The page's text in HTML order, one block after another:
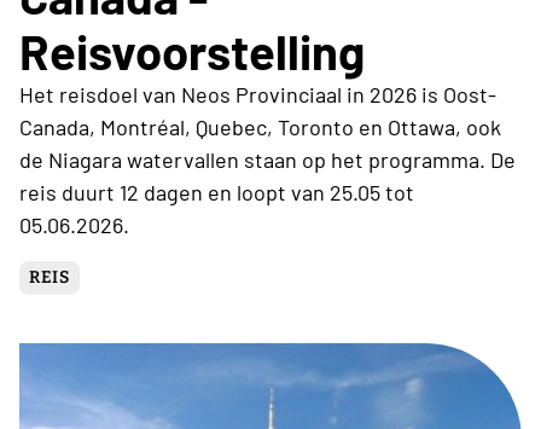
Reisvoorstelling
Het reisdoel van Neos Provinciaal in 2026 is Oost-
Canada, Montréal, Quebec, Toronto en Ottawa, ook
de Niagara watervallen staan op het programma. De
reis duurt 12 dagen en loopt van 25.05 tot
05.06.2026.
REIS